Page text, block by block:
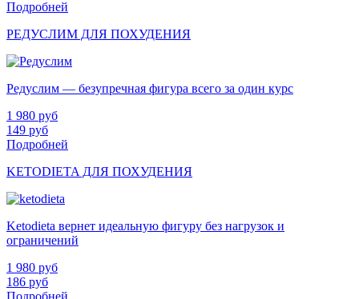
Подробней
РЕДУСЛИМ ДЛЯ ПОХУДЕНИЯ
Редуслим — безупречная фигура всего за один курс
1 980 руб
149 руб
Подробней
KETODIETA ДЛЯ ПОХУДЕНИЯ
Ketodieta вернет идеальную фигуру без нагрузок и
ограничений
1 980 руб
186 руб